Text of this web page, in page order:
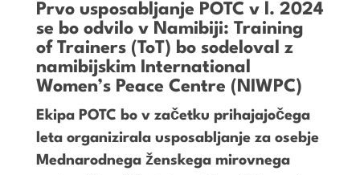
Prvo usposabljanje POTC v l. 2024
se bo odvilo v Namibiji: Training
of Trainers (ToT) bo sodeloval z
namibijskim International
Women’s Peace Centre (NIWPC)
Ekipa POTC bo v začetku prihajajočega
leta organizirala usposabljanje za osebje
Mednarodnega ženskega mirovnega